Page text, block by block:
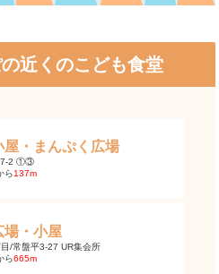
近くのこども食堂
屋・まんぷく広場
2 ①③
ら137m
場・小屋
/常盤平3-27 UR集会所
ら665m